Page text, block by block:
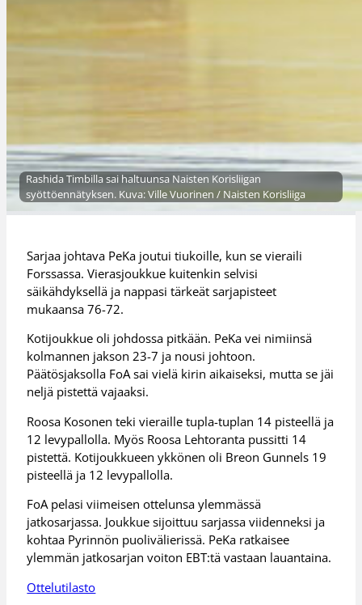
Rashida Timbilla sai haltuunsa Naisten Korisliigan
syöttöennätyksen. Kuva: Ville Vuorinen / Naisten Korisliiga
Sarjaa johtava PeKa joutui tiukoille, kun se vieraili
Forssassa. Vierasjoukkue kuitenkin selvisi
säikähdyksellä ja nappasi tärkeät sarjapisteet
mukaansa 76-72.
Kotijoukkue oli johdossa pitkään. PeKa vei nimiinsä
kolmannen jakson 23-7 ja nousi johtoon.
Päätösjaksolla FoA sai vielä kirin aikaiseksi, mutta se jäi
neljä pistettä vajaaksi.
Roosa Kosonen teki vieraille tupla-tuplan 14 pisteellä ja
12 levypallolla. Myös Roosa Lehtoranta pussitti 14
pistettä. Kotijoukkueen ykkönen oli Breon Gunnels 19
pisteellä ja 12 levypallolla.
FoA pelasi viimeisen ottelunsa ylemmässä
jatkosarjassa. Joukkue sijoittuu sarjassa viidenneksi ja
kohtaa Pyrinnön puolivälierissä. PeKa ratkaisee
ylemmän jatkosarjan voiton EBT:tä vastaan lauantaina.
Ottelutilasto